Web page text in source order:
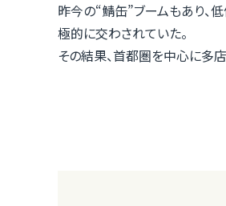
昨今の“鯖缶”ブームもあり、
極的に交わされていた。
その結果、首都圏を中心に多